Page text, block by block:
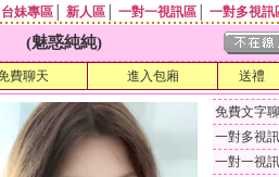
台妹專區 新人區 一對一視訊區 一對多視訊
(魅惑純純)
費聊天 進入包廂 送禮
免費文字
一對多視
一對一視